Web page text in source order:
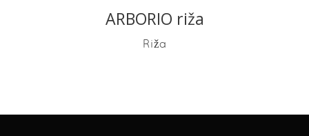
READ MORE
ARBORIO riža
Riža